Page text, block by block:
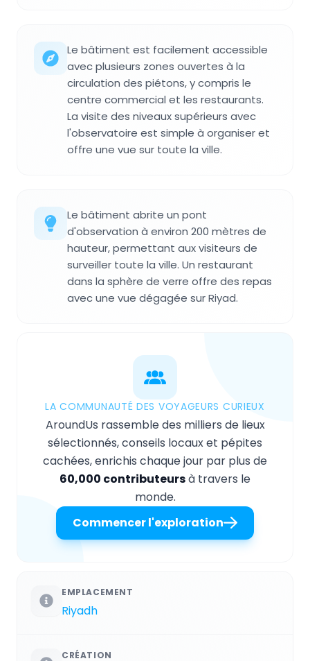
Le bâtiment est facilement accessible
avec plusieurs zones ouvertes à la
circulation des piétons, y compris le
centre commercial et les restaurants.
La visite des niveaux supérieurs avec
l'observatoire est simple à organiser et
offre une vue sur toute la ville.
Le bâtiment abrite un pont
d'observation à environ 200 mètres de
hauteur, permettant aux visiteurs de
surveiller toute la ville. Un restaurant
dans la sphère de verre offre des repas
avec une vue dégagée sur Riyad.
LA COMMUNAUTÉ DES VOYAGEURS CURIEUX
AroundUs rassemble des milliers de lieux
sélectionnés, conseils locaux et pépites
cachées, enrichis chaque jour par plus de
60,000 contributeursà travers le
monde.
Commencer l'exploration
EMPLACEMENT
Riyadh
CRÉATION